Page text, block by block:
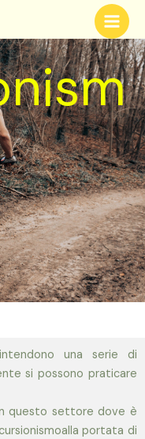
una serie di
si possono praticare
questo settore dove è
portata di